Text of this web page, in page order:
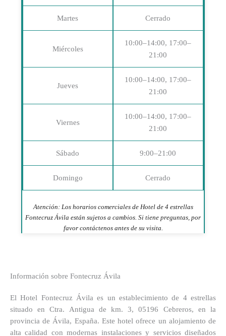
Martes Cerrado
Miércoles
10:00–14:00, 17:00–
21:00
Jueves
10:00–14:00, 17:00–
21:00
Viernes
10:00–14:00, 17:00–
21:00
Sábado 9:00–21:00
Domingo Cerrado
Atención: Los horarios comerciales de Hotel de 4 estrellas
Fontecruz Ávila están sujetos a cambios. Si tiene preguntas, por
favor contáctenos antes de su visita.
Información sobre Fontecruz Ávila
El Hotel Fontecruz Ávila es un establecimiento de 4 estrellas
situado en Ctra. Antigua de km. 3, 05196 Cebreros, en la
provincia de Ávila, España. Este hotel ofrece un alojamiento de
alta calidad con modernas instalaciones y servicios diseñados